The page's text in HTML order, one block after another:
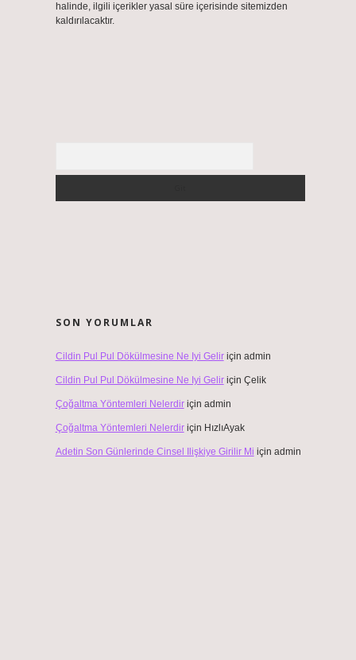
halinde, ilgili içerikler yasal süre içerisinde sitemizden
kaldırılacaktır.
SON YORUMLAR
Cildin Pul Pul Dökülmesine Ne Iyi Geliriçin admin
Cildin Pul Pul Dökülmesine Ne Iyi Geliriçin Çelik
Çoğaltma Yöntemleri Nelerdiriçin admin
Çoğaltma Yöntemleri Nelerdiriçin HızlıAyak
Adetin Son Günlerinde Cinsel Ilişkiye Girilir Mi için admin